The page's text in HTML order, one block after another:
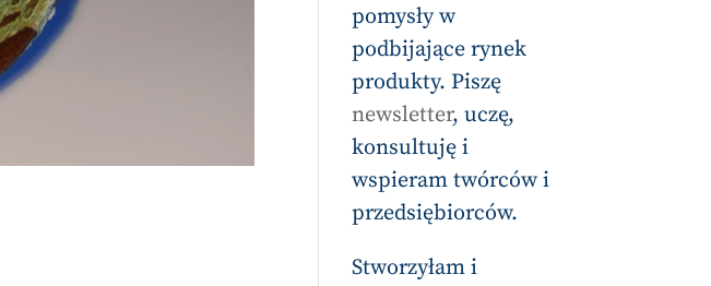
pomysły w
podbijające rynek
produkty. Piszę
newsletter, uczę,
konsultuję i
wspieram twórców i
przedsiębiorców.
Stworzyłam i